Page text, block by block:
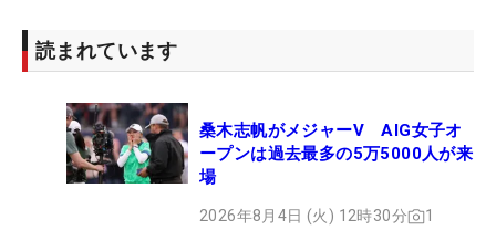
読まれています
桑木志帆がメジャーV AIG女子オ
ープンは過去最多の5万5000人が来
場
2026年8月4日 (火) 12時30分 1